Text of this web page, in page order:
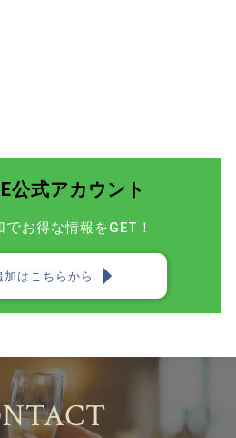
公式アカウント
でお得な情報をGET！
加はこちらから